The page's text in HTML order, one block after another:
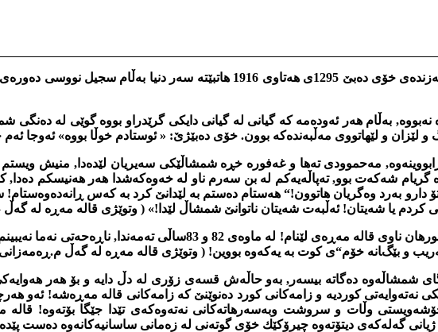
قاله‌ مه‌ڕه‌ خۆی كوته‌نی له‌ گوندی كولیجه‌ له‌ دایك بوه‌, به‌ مه‌زنده‌ی خۆی ده‌بێ 1295ی
به‌ڵام هه‌ر ئه‌وده‌مه‌ كه‌ گیانی له‌ گیانی دایكی گرێدراو بووه‌ گوێی له‌
لێزان و لێهاتووی مه‌ڵبه‌نده‌كه‌ بوون. خۆی ده‌بێژێ: « ئوستادم خوڵا بووه‌» ئه‌وجا ئه‌م
مه‌حموودی ته‌ها و غه‌فوره‌ خڕه‌ شمشاڵێكی سه‌یریان لێده‌دا, منیش
گریام شه‌كه‌ت بوو, ته‌پاڵه‌یه‌كم له‌ بن سه‌رم ناو له خه‌وه‌كه‌شدا هه‌ر هه‌نیسكم
دارو به‌رد وه‌گریان هاتوون!“ هه‌ستام ده‌ستم به‌ لێدانێ كرد به‌ كه‌س
كردم یا شه‌یتان! ئه‌ڵبه‌ت شه‌یتان ناتوانێ شمشاڵ لێدا!» ( وتوێژی قاله‌ مه‌ڕه‌ له
ده‌ڵێ: « ناوم قادری عه‌بدوڵازاده‌یه‌, شێخ محه‌مه‌دی شێخی بورهان ناوی قاله‌
و بێگانه‌ خۆم“ی كوت به‌ یه‌كه‌وه‌ بووین! ( وتوێژی قاله‌ مه‌ڕه‌ له گه‌ڵ
شمشاڵه‌وه‌ ده‌گاته‌ بیسه‌ر, به‌و حاڵه‌ش قسه‌ی زۆری له‌ دڵ دایه‌ و بۆ هه‌ر
نه‌ته‌وایه‌تی كوردیه‌ و زامه‌كانی كورد ده‌نوێنێ كه‌ زامه‌كانی قاله‌ مه‌ڕه‌شه‌!
گه‌له‌كه‌ی دیتۆته‌وه چیرۆكێك خۆی گوته‌نی له‌ زه‌مانی ساسانیه‌كانه‌وه ده‌ست